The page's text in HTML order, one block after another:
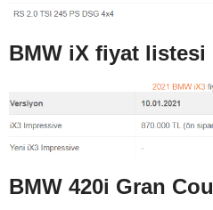
BMW iX fiyat listesi
BMW 420i Gran